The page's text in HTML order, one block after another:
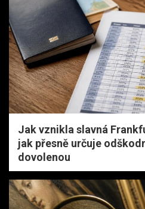
Jak vznikla slavná
jak přesně určuje
dovolenou